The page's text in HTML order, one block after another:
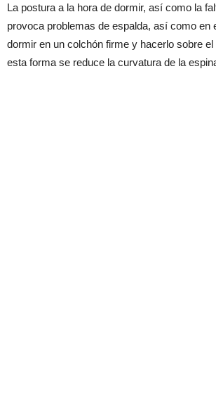
La postura a la hora de dormir, así como la
provoca problemas de espalda, así como en
dormir en un colchón firme y hacerlo sobre
esta forma se reduce la curvatura de la